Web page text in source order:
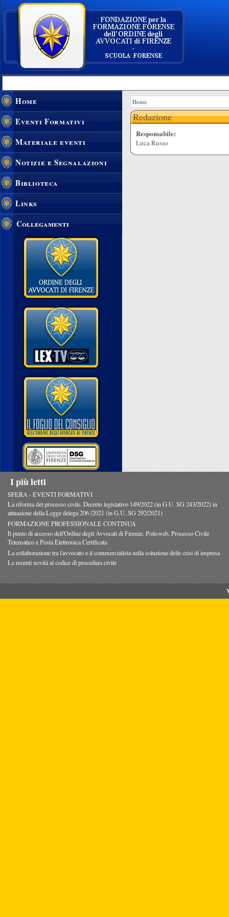
Home
Eventi Formativi
Materiale eventi
Notizie e Segnalazioni
Biblioteca
Links
Collegamenti
Home
Redazione
Responsabile:
Luca Russo
I più letti
SFERA - EVENTI FORMATIVI
La riforma del processo civile. Decreto legislativo 149/2022 (in G.U. SG 243/2022) in
attuazione della Legge delega 206 /2021 (in G.U. SG 292/2021)
FORMAZIONE PROFESSIONALE CONTINUA
Il punto di accesso dell'Ordine degli Avvocati di Firenze, Polisweb, Processo Civile
Telematico e Posta Elettronica Certificata
La collaborazione tra l'avvocato e il commercialista nella soluzione delle crisi di impresa
Le recenti novità al codice di procedura civile